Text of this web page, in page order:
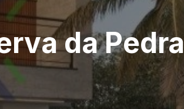
da Pedra